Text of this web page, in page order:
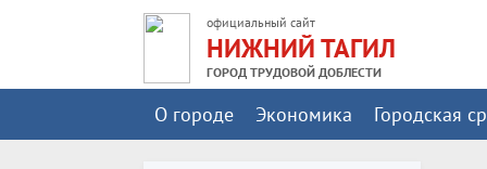
официальный сайт
НИЖНИЙ ТАГИЛ
ГОРОД ТРУДОВОЙ ДОБЛЕСТИ
О городе Экономика Городская